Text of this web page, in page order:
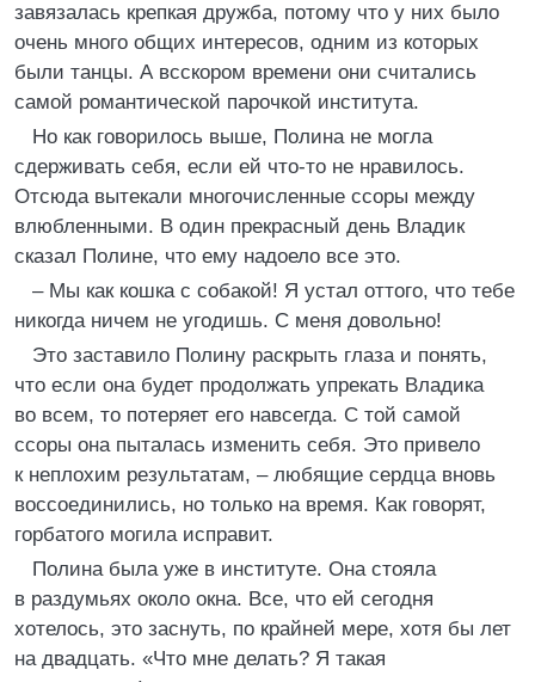
завязалась крепкая дружба, потому что у них было
очень много общих интересов, одним из которых
были танцы. А всскором времени они считались
самой романтической парочкой института.
Но как говорилось выше, Полина не могла
сдерживать себя, если ей что-то не нравилось.
Отсюда вытекали многочисленные ссоры между
влюбленными. В один прекрасный день Владик
сказал Полине, что ему надоело все это.
– Мы как кошка с собакой! Я устал оттого, что тебе
никогда ничем не угодишь. С меня довольно!
Это заставило Полину раскрыть глаза и понять,
что если она будет продолжать упрекать Владика
во всем, то потеряет его навсегда. С той самой
ссоры она пыталась изменить себя. Это привело
к неплохим результатам, – любящие сердца вновь
воссоединились, но только на время. Как говорят,
горбатого могила исправит.
Полина была уже в институте. Она стояла
в раздумьях около окна. Все, что ей сегодня
хотелось, это заснуть, по крайней мере, хотя бы лет
на двадцать. «Что мне делать? Я такая